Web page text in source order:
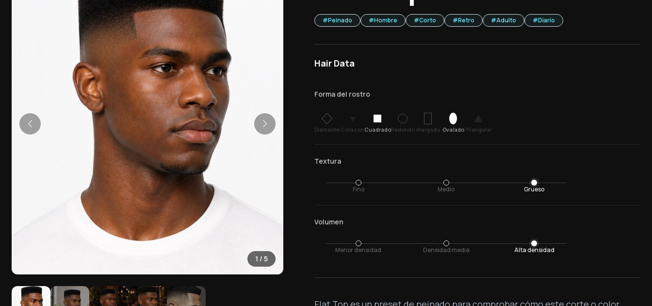
1 / 5
#Peinado #Hombre #Corto #Retro #Adulto #Diario
Hair Data
Forma del rostro
Diamante Corazon CuadradoRedondo Alargado OvaladoTriangular
Textura
Fino Medio Grueso
Volumen
Menor densidad Densidad media Alta densidad